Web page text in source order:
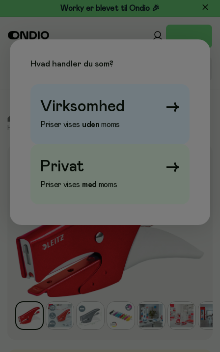
Worky er blevet til Ondio 🎉
Hæftemaskiner/ Hæftemaskiner
Hvad handler du som?
Virksomhed →
Priser vises uden moms
Privat →
Priser vises med moms